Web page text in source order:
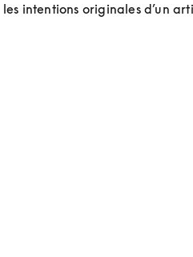
les intentions originales d’un